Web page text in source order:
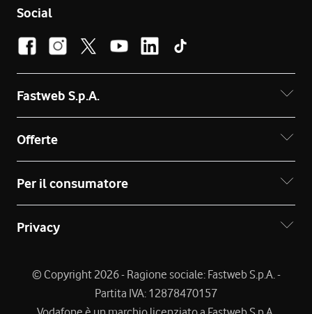
Social
Fastweb S.p.A.
Offerte
Per il consumatore
Privacy
© Copyright 2026 - Ragione sociale: Fastweb S.p.A. -
Partita IVA: 12878470157